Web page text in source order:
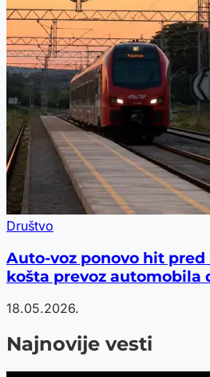
Društvo
Auto-voz ponovo hit pred
košta prevoz automobila
18.05.2026.
Najnovije vesti